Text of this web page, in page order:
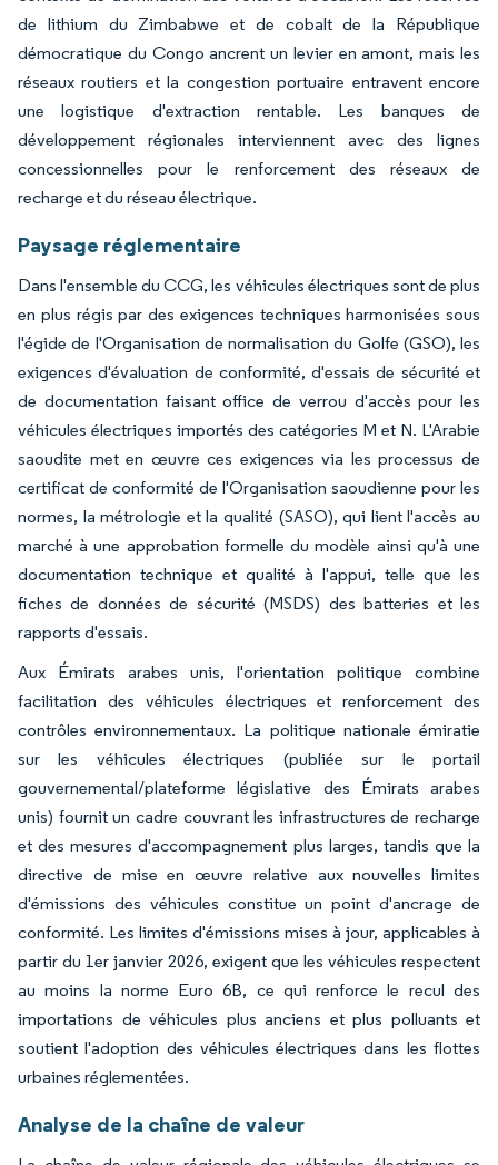
de lithium du Zimbabwe et de cobalt de la République
démocratique du Congo ancrent un levier en amont, mais les
réseaux routiers et la congestion portuaire entravent encore
une logistique d'extraction rentable. Les banques de
développement régionales interviennent avec des lignes
concessionnelles pour le renforcement des réseaux de
recharge et du réseau électrique.
Paysage réglementaire
Dans l'ensemble du CCG, les véhicules électriques sont de plus
en plus régis par des exigences techniques harmonisées sous
l'égide de l'Organisation de normalisation du Golfe (GSO), les
exigences d'évaluation de conformité, d'essais de sécurité et
de documentation faisant office de verrou d'accès pour les
véhicules électriques importés des catégories M et N. L'Arabie
saoudite met en œuvre ces exigences via les processus de
certificat de conformité de l'Organisation saoudienne pour les
normes, la métrologie et la qualité (SASO), qui lient l'accès au
marché à une approbation formelle du modèle ainsi qu'à une
documentation technique et qualité à l'appui, telle que les
fiches de données de sécurité (MSDS) des batteries et les
rapports d'essais.
Aux Émirats arabes unis, l'orientation politique combine
facilitation des véhicules électriques et renforcement des
contrôles environnementaux. La politique nationale émiratie
sur les véhicules électriques (publiée sur le portail
gouvernemental/plateforme législative des Émirats arabes
unis) fournit un cadre couvrant les infrastructures de recharge
et des mesures d'accompagnement plus larges, tandis que la
directive de mise en œuvre relative aux nouvelles limites
d'émissions des véhicules constitue un point d'ancrage de
conformité. Les limites d'émissions mises à jour, applicables à
partir du 1er janvier 2026, exigent que les véhicules respectent
au moins la norme Euro 6B, ce qui renforce le recul des
importations de véhicules plus anciens et plus polluants et
soutient l'adoption des véhicules électriques dans les flottes
urbaines réglementées.
Analyse de la chaîne de valeur